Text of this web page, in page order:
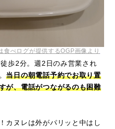
食べログが提供するOGP画像より
歩2分。週2日のみ営業され
当日の朝電話予約でお取り置
が、電話がつながるのも困難
カヌレは外がパリッと中はし